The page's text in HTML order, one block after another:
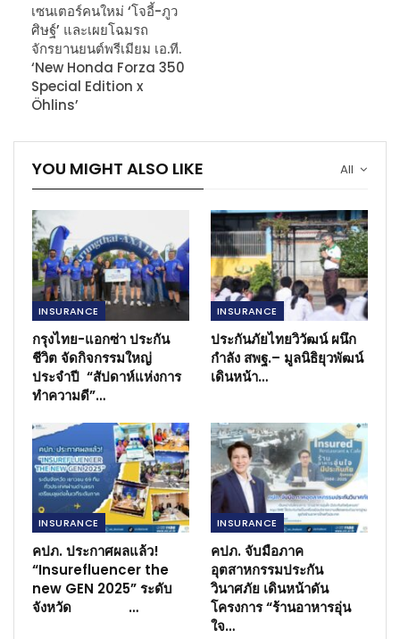
เซนเตอร์คนใหม่ ‘โจอี้-ภูว
ศิษฐ์’ และเผยโฉมรถ
จักรยานยนต์พรีเมียม เอ.ที.
‘New Honda Forza 350
Special Edition x
Öhlins’
All
YOU MIGHT ALSO LIKE
INSURANCE
กรุงไทย-แอกซ่า ประกัน
ชีวิต จัดกิจกรรมใหญ่
ประจำปี “สัปดาห์แห่งการ
ทำความดี”…
INSURANCE
ประกันภัยไทยวิวัฒน์ ผนึก
กำลัง สพฐ.– มูลนิธิยุวพัฒน์
เดินหน้า…
INSURANCE
คปภ. ประกาศผลแล้ว!
“Insurefluencer the
new GEN 2025” ระดับ
จังหวัด …
INSURANCE
คปภ. จับมือภาค
อุตสาหกรรมประกัน
วินาศภัย เดินหน้าดัน
โครงการ “ร้านอาหารอุ่น
ใจ…